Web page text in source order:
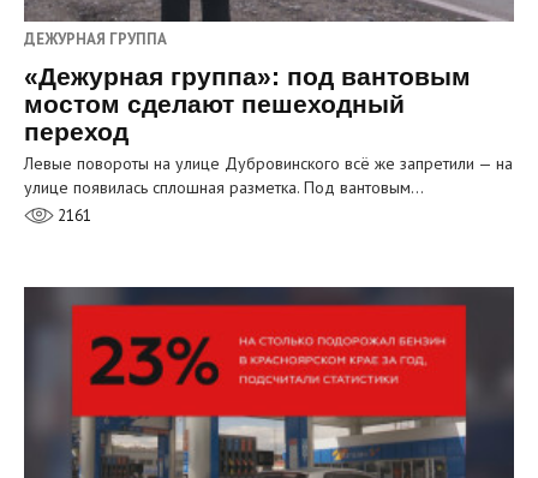
ДЕЖУРНАЯ ГРУППА
«Дежурная группа»: под вантовым
мостом сделают пешеходный
переход
Левые повороты на улице Дубровинского всё же запретили — на
улице появилась сплошная разметка. Под вантовым…
2161